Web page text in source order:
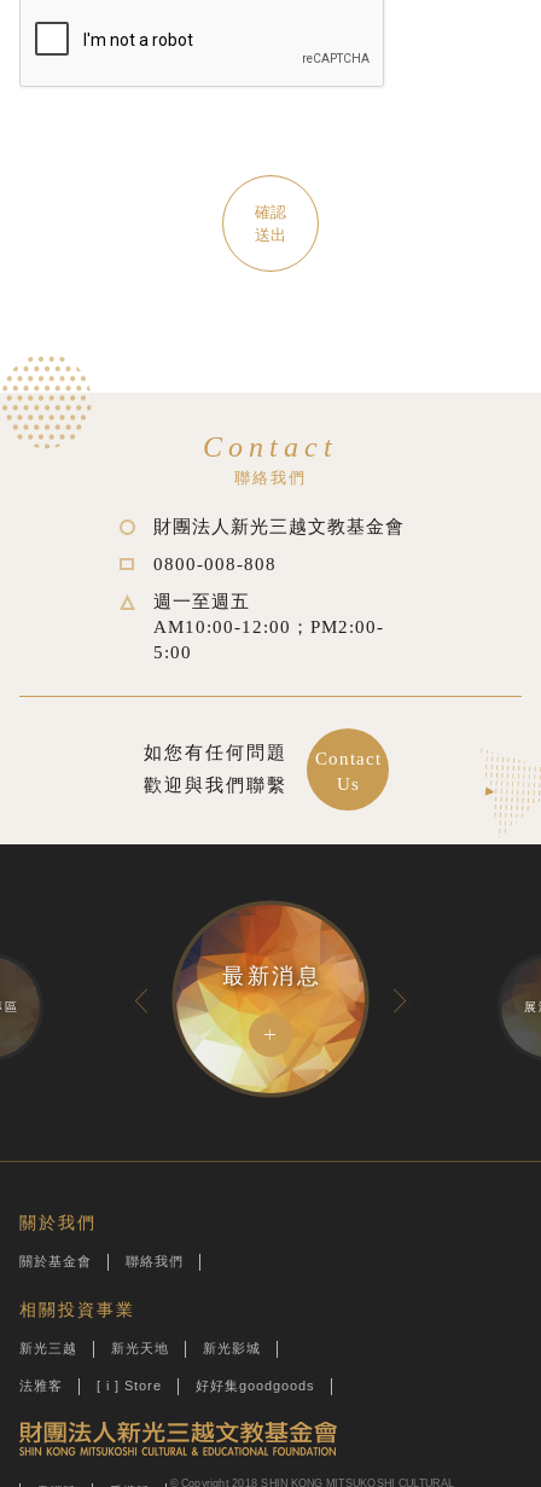
確認
送出
Contact
聯絡我們
財團法人新光三越文教基金會
0800-008-808
週一至週五
AM10:00-12:00；PM2:00-
5:00
如您有任何問題
歡迎與我們聯繫
Contact
Us
區
最新消息
關於我們
關於基金會 聯絡我們
相關投資事業
新光三越 新光天地 新光影城
法雅客 [ i ] Store 好好集goodgoods
© Copyright 2018 SHIN KONG MITSUKOSHI CULTURAL